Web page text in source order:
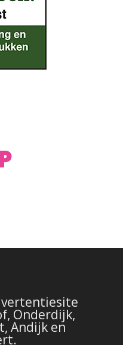
Onderdijk,
Andijk en